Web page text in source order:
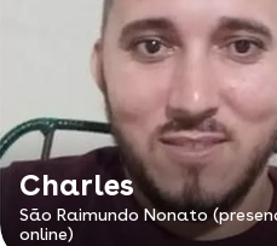
Charles
São Raimundo Nonato
online)